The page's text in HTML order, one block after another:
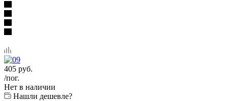
405 руб.
/пог.
Нет в наличии
Нашли дешевле?